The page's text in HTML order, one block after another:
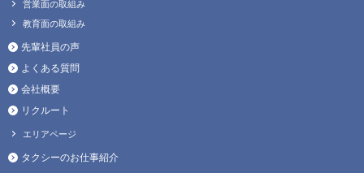
営業面の取組み
教育面の取組み
先輩社員の声
よくある質問
会社概要
リクルート
エリアページ
タクシーのお仕事紹介